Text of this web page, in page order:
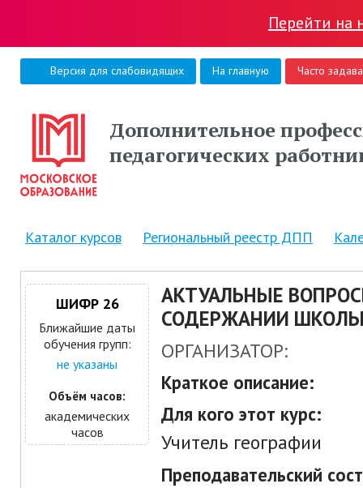
Перейти на
Версия для слабовидящих На главную Часто
Дополнительное
педагогических
Каталог курсов Региональный реестр ДПП
ШИФР 26
Ближайшие даты
обучения групп:
не указаны
Объём часов:
академических
часов
АКТУАЛЬНЫЕ
СОДЕРЖАНИИ
ОРГАНИЗАТОР:
Краткое описание:
Для кого этот курс:
Учитель географии
Преподавательский